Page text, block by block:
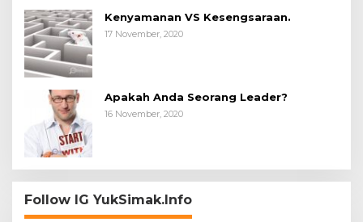
Kenyamanan VS Kesengsaraan.
17 November, 2020
Apakah Anda Seorang Leader?
16 November, 2020
Follow IG YukSimak.Info